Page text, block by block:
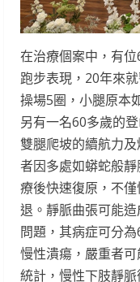
在治療個案中，有
跑步表現，20年來
操場5圈，小腿原本
另有一名60多歲的
雙腿爬坡的續航力
者因多處如蟒蛇般
療後快速復原，不
退。靜脈曲張可能
問題，其病症可分
慢性潰瘍，嚴重者
統計，慢性下肢靜